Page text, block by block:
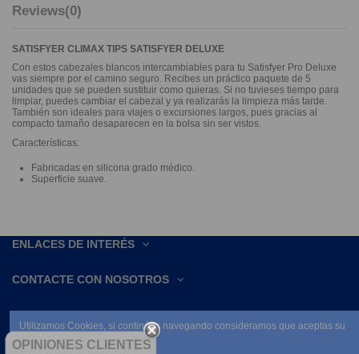
Reviews(0)
SATISFYER CLIMAX TIPS SATISFYER DELUXE
Con estos cabezales blancos intercambiables para tu Satisfyer Pro Deluxe
vas siempre por el camino seguro. Recibes un práctico paquete de 5
unidades que se pueden sustituir como quieras. Si no tuvieses tiempo para
limpiar, puedes cambiar el cabezal y ya realizarás la limpieza más tarde.
También son ideales para viajes o excursiones largos, pues gracias al
compacto tamaño desaparecen en la bolsa sin ser vistos.
Características:
Fabricadas en silicona grado médico.
Superficie suave.
ENLACES DE INTERÉS
CONTACTE CON NOSOTROS
OPINIONES CLIENTES
Utilizamos Cookies, si continúas navegando consideramos que aceptas su
uso.